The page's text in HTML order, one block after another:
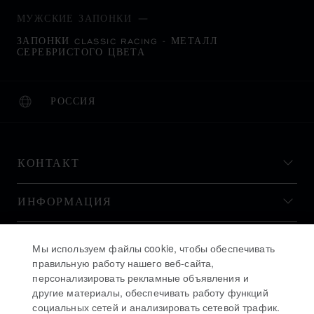
МУЖСКИЕ ЗАПОНКИ
ЗАПОНКИ CLASSIC RACING - МЕТАЛЛ
СЕРЕБРИСТОГО ЦВЕТА
РОССИЯ
ЛОКАЛИЗАЦИЯ (ИЗМЕНИТЬ СТРАНУ)
ИЗМЕНИТЬ СТРАНУ
КОНТАКТ
ИНФОРМАЦИЯ
ОСТАВАЙТЕСЬ В КУРСЕ
Мы используем файлы cookie, чтобы обеспечивать
правильную работу нашего веб-сайта,
персонализировать рекламные объявления и
другие материалы, обеспечивать работу функций
социальных сетей и анализировать сетевой трафик.